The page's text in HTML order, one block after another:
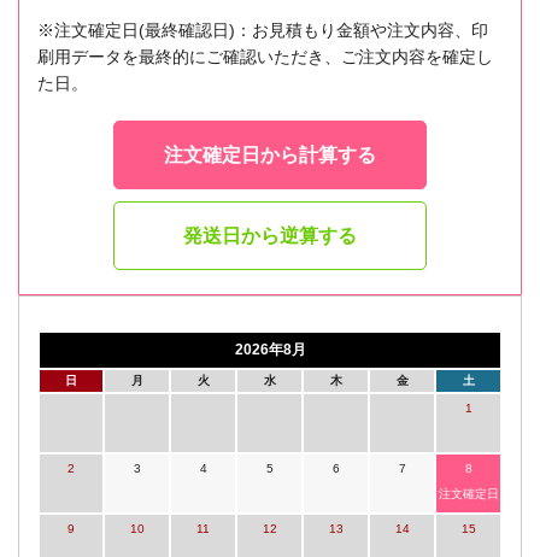
※注文確定日(最終確認日)：お見積もり金額や注文内容、印
刷用データを最終的にご確認いただき、ご注文内容を確定し
た日。
注文確定日から計算する
発送日から逆算する
2026年8月
日 月 火 水 木 金 土
1
2 3 4 5 6 7
8
注文確定日
9 10 11 12 13 14 15